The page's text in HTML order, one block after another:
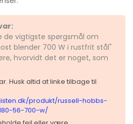
de vigtigste spørgsmål om
blender 700 W i rustfrit stål"
hvorvidt det er noget, som
Husk altid at linke tilbage til
produkt/russell-hobbs-
56-700-w/